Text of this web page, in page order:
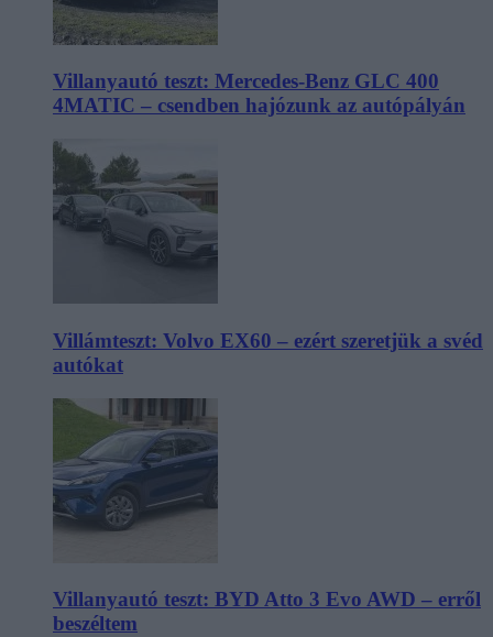
Villanyautó teszt: Mercedes-Benz GLC 400
4MATIC – csendben hajózunk az autópályán
Villámteszt: Volvo EX60 – ezért szeretjük a svéd
autókat
Villanyautó teszt: BYD Atto 3 Evo AWD – erről
beszéltem